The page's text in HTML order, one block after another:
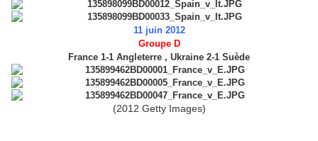
11 juin 2012
Groupe D
France 1-1 Angleterre , Ukraine 2-1 Suède
(2012 Getty Images)